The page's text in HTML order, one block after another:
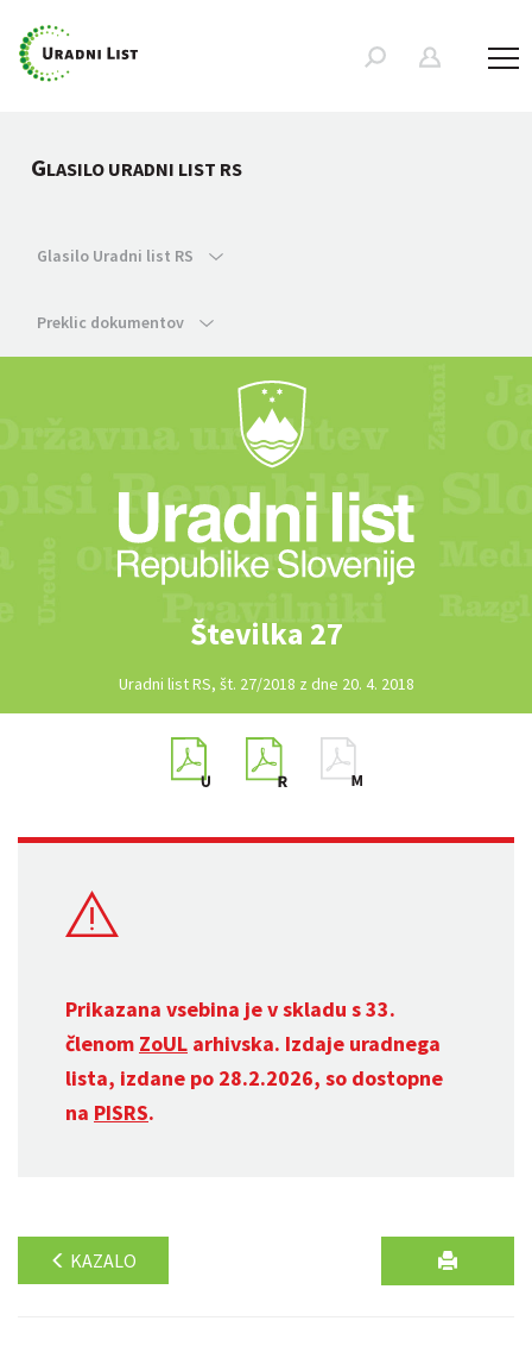
GLASILO URADNI LIST RS
Glasilo Uradni list RS
Preklic dokumentov
Številka 27
Uradni list RS, št. 27/2018 z dne 20. 4. 2018
Prikazana vsebina je v skladu s 33.
členom ZoUL arhivska. Izdaje uradnega
lista, izdane po 28.2.2026, so dostopne
na PISRS.
KAZALO